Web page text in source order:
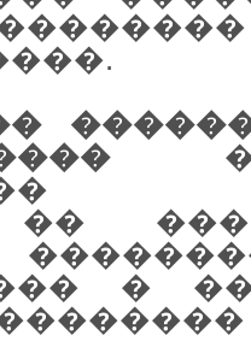
��
�